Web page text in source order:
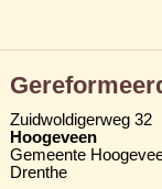
Zuidwoldigerweg 32
Hoogeveen
Gemeente
Drenthe